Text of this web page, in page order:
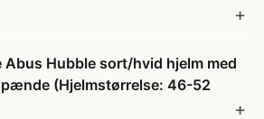
Abus Hubble sort/hvid hjelm med
(Hjelmstørrelse: 46-52